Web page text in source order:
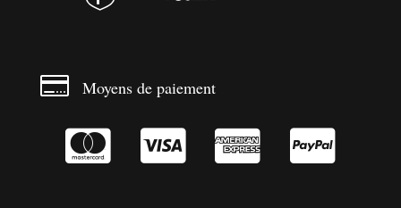
 Moyens de paiement
   